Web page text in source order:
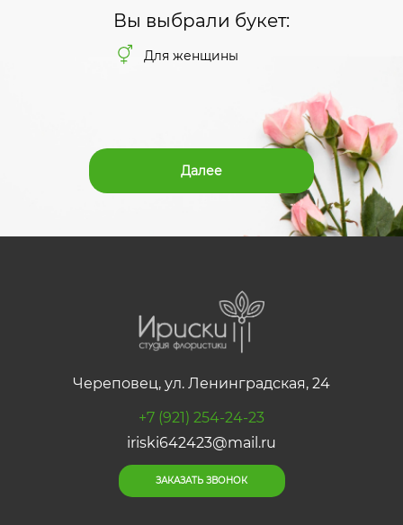
Вы выбрали букет:
Для женщины
Далее
Череповец, ул. Ленинградская, 24
+7 (921) 254-24-23
iriski642423@mail.ru
ЗАКАЗАТЬ ЗВОНОК